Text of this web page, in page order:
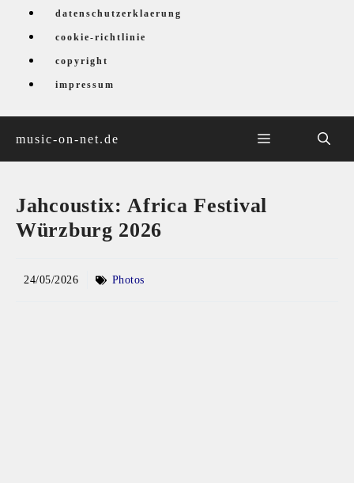
Inhalt
springen
datenschutzerklaerung
cookie-richtlinie
copyright
impressum
music-on-net.de menü
Jahcoustix: Africa Festival
Würzburg 2026
24/05/2026 Photos